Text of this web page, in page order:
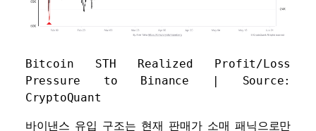
Bitcoin STH Realized Profit/Loss
CryptoQuant
바이낸스 유입 구조는 현재 판매가 소매 패닉으로만